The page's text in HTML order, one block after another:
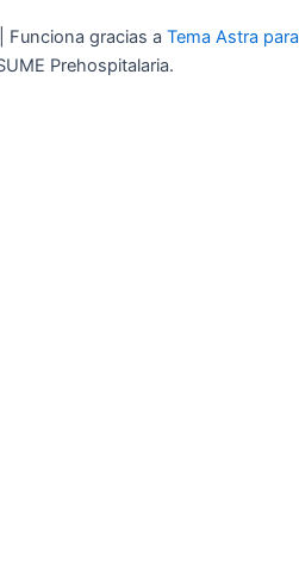
gracias a Tema Astra para
Prehospitalaria.